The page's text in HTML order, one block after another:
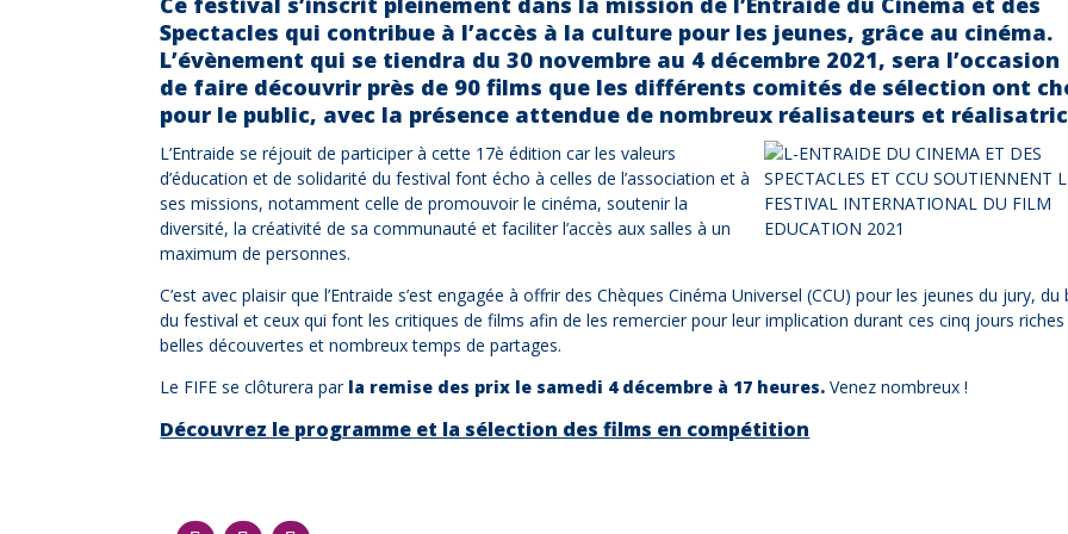
Spectacles qui contribue à l’accès à la culture pour les jeunes, grâce au cinéma.
L’évènement qui se tiendra du 30 novembre au 4 décembre 2021, sera l’occasion
de faire découvrir près de 90 films que les différents comités de sélection ont
pour le public, avec la présence attendue de nombreux réalisateurs et
L’Entraide se réjouit de participer à cette 17è édition car les valeurs
d’éducation et de solidarité du festival font écho à celles de l’association et à
ses missions, notamment celle de promouvoir le cinéma, soutenir la
diversité, la créativité de sa communauté et faciliter l’accès aux salles à un
maximum de personnes.
C’est avec plaisir que l’Entraide s’est engagée à offrir des Chèques Cinéma Universel (CCU) pour les jeunes du jury, du
du festival et ceux qui font les critiques de films afin de les remercier pour leur implication durant ces cinq jours riches
belles découvertes et nombreux temps de partages.
Le FIFE se clôturera par la remise des prix le samedi 4 décembre à 17 heures. Venez nombreux !
Découvrez le programme et la sélection des films en compétition